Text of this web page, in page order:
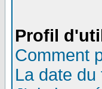
Profil
Comment
La date